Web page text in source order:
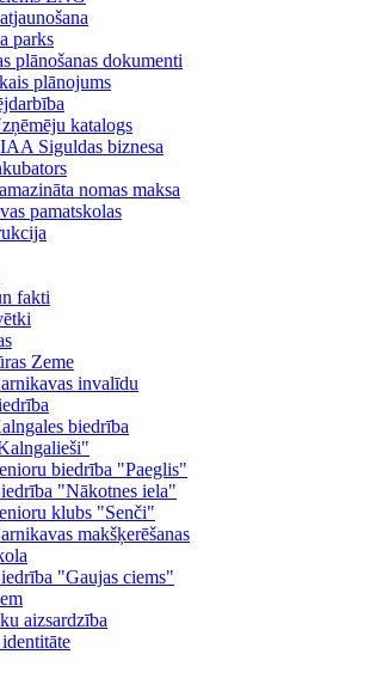
parks
plānošanas dokumenti
plānojums
katalogs
Siguldas biznesa
nomas maksa
pamatskolas
fakti
Zeme
invalīdu
biedrība
biedrība "Paeglis"
"Nākotnes iela"
klubs "Senči"
makšķerēšanas
"Gaujas ciems"
aizsardzība